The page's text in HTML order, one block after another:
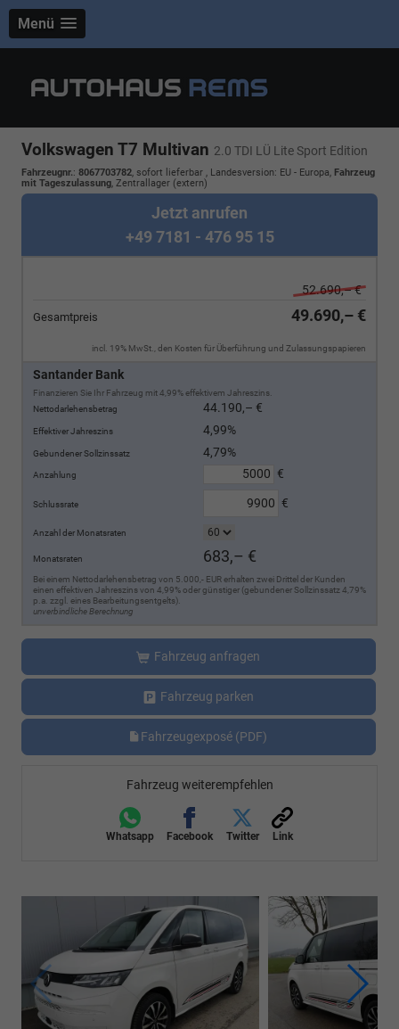
Menü
Volkswagen T7 Multivan 2.0 TDI LÜ Lite Sport Edition
Fahrzeugnr.: 8067703782, sofort lieferbar , Landesversion: EU - Europa, Fahrzeug
mit Tageszulassung, Zentrallager (extern)
Jetzt anrufen
+49 7181 - 476 95 15
52.690,– €
Gesamtpreis 49.690,– €
incl. 19% MwSt., den Kosten für Überführung und Zulassungspapieren
Santander Bank
Finanzieren Sie Ihr Fahrzeug mit 4,99% effektivem Jahreszins.
Nettodarlehensbetrag
44.190,– €
Effektiver Jahreszins 4,99%
Gebundener Sollzinssatz 4,79%
Anzahlung €
Schlussrate €
Anzahl der Monatsraten
Monatsraten 683,– €
Bei einem Nettodarlehensbetrag von 5.000,- EUR erhalten zwei Drittel der Kunden
einen effektiven Jahreszins von 4,99% oder günstiger (gebundener Sollzinssatz 4,79%
p.a. zzgl. eines Bearbeitungsentgelts).
unverbindliche Berechnung
Fahrzeug anfragen
Fahrzeug parken
Fahrzeugexposé (PDF)
Fahrzeug weiterempfehlen
Whatsapp Facebook Twitter Link